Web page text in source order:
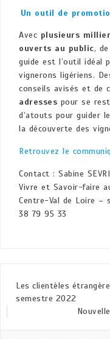
Un outil de
Avec plusieurs
ouverts au public,
guide est l’outil idéal
vignerons ligériens.
conseils avisés et de
adresses pour se
d’atouts pour guider
la découverte des
Retrouvez le
Contact : Sabine
Vivre et Savoir-faire
Centre-Val de Loire –
38 79 95 33
Les clientèles
semestre 2022